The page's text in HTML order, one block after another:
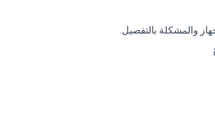
والمشكلة بالتفصيل.